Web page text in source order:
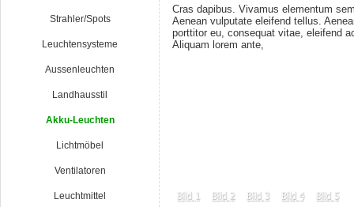
Strahler/Spots
Leuchtensysteme
Aussenleuchten
Landhausstil
Akku-Leuchten
Lichtmöbel
Ventilatoren
Leuchtmittel
Cras dapibus. Vivamus elementum
Aenean vulputate eleifend tellus.
porttitor eu, consequat vitae, eleifend
Aliquam lorem ante,